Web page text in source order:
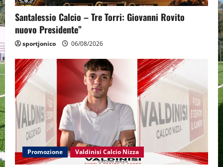
Santalessio Calcio – Tre Torri: Giovanni Rovito
nuovo Presidente”
sportjonico 06/08/2026
Promozione Valdinisi Calcio Nizza